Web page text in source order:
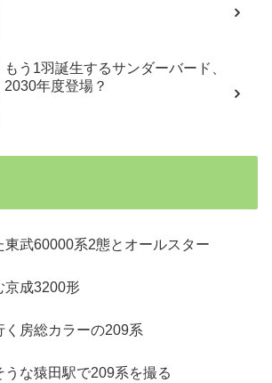
もう1羽誕生するサンダーバード、
2030年度登場？
東武60000系2態とオールスター
京成3200形
く房総カラーの209系
な猿田駅で209系を撮る